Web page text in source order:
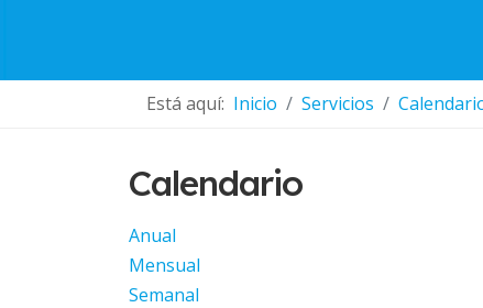
Está aquí: Inicio Servicios
Calendario
Anual
Mensual
Semanal